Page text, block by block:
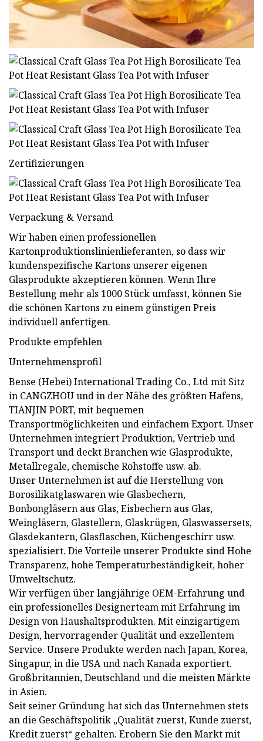
Zertifizierungen
Verpackung & Versand
Wir haben einen professionellen
Kartonproduktionslinienlieferanten, so dass wir
kundenspezifische Kartons unserer eigenen
Glasprodukte akzeptieren können. Wenn Ihre
Bestellung mehr als 1000 Stück umfasst, können Sie
die schönen Kartons zu einem günstigen Preis
individuell anfertigen.
Produkte empfehlen
Unternehmensprofil
Bense (Hebei) International Trading Co., Ltd mit Sitz
in CANGZHOU und in der Nähe des größten Hafens,
TIANJIN PORT, mit bequemen
Transportmöglichkeiten und einfachem Export. Unser
Unternehmen integriert Produktion, Vertrieb und
Transport und deckt Branchen wie Glasprodukte,
Metallregale, chemische Rohstoffe usw. ab.
Unser Unternehmen ist auf die Herstellung von
Borosilikatglaswaren wie Glasbechern,
Bonbongläsern aus Glas, Eisbechern aus Glas,
Weingläsern, Glastellern, Glaskrügen, Glaswassersets,
Glasdekantern, Glasflaschen, Küchengeschirr usw.
spezialisiert. Die Vorteile unserer Produkte sind Hohe
Transparenz, hohe Temperaturbeständigkeit, hoher
Umweltschutz.
Wir verfügen über langjährige OEM-Erfahrung und
ein professionelles Designerteam mit Erfahrung im
Design von Haushaltsprodukten. Mit einzigartigem
Design, hervorragender Qualität und exzellentem
Service. Unsere Produkte werden nach Japan, Korea,
Singapur, in die USA und nach Kanada exportiert.
Großbritannien, Deutschland und die meisten Märkte
in Asien.
Seit seiner Gründung hat sich das Unternehmen stets
an die Geschäftspolitik „Qualität zuerst, Kunde zuerst,
Kredit zuerst“ gehalten. Erobern Sie den Markt mit